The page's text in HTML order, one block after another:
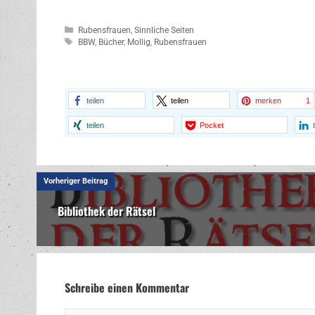
Kategorien
Rubensfrauen ,Sinnliche Seiten
Schlagwörter
BBW, Bücher, Mollig Rubensfrauen
teilen teilen merken 1
teilen Pocket
Vorheriger Beitrag
Bibliothek der Rätsel
Schreibe einen Kommentar